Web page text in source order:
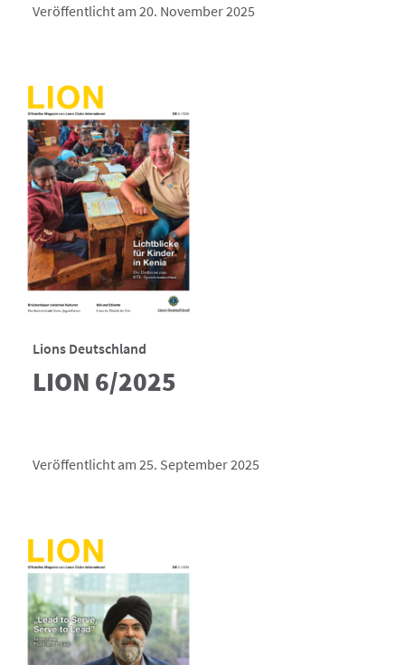
Veröffentlicht am 20. November 2025
Lions Deutschland
LION 6/2025
Veröffentlicht am 25. September 2025